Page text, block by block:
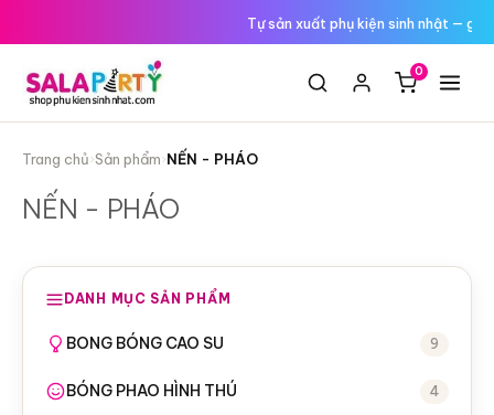
nội
dung
Tự sản xuất phụ kiện sinh nhật —
0
Trang chủ›Sản phẩm›NẾN - PHÁO
NẾN - PHÁO
DANH MỤC SẢN PHẨM
BONG BÓNG CAO SU 9
BÓNG PHAO HÌNH THÚ 4